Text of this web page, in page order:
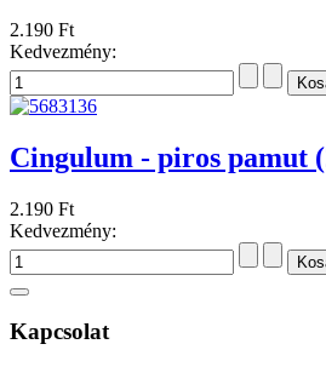
2.190 Ft
Kedvezmény:
Cingulum - piros pamut
2.190 Ft
Kedvezmény:
Kapcsolat